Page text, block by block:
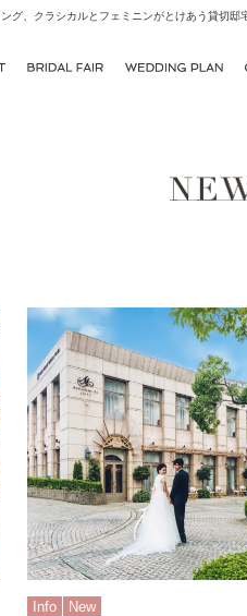
グ、クラシカルとフェミニンがとけあう貸切邸
Info
New